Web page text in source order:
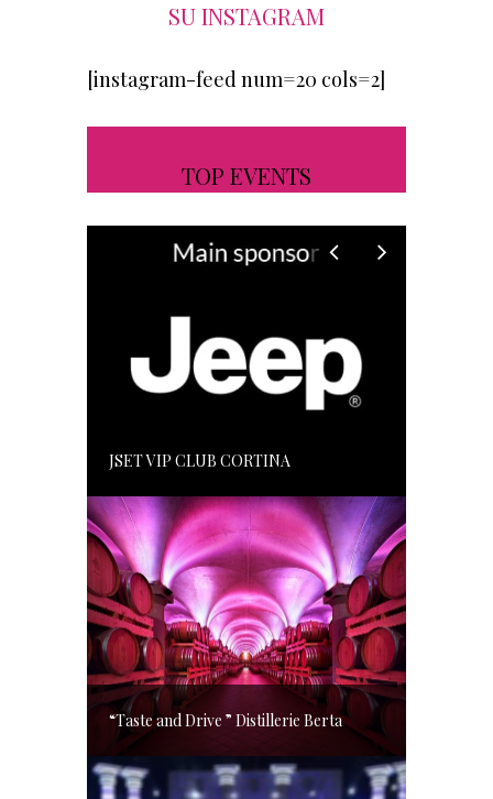
SU INSTAGRAM
[instagram-feed num=20 cols=2]
TOP EVENTS
JSET VIP CLUB CORTINA
“Taste and Drive ” Distillerie Berta